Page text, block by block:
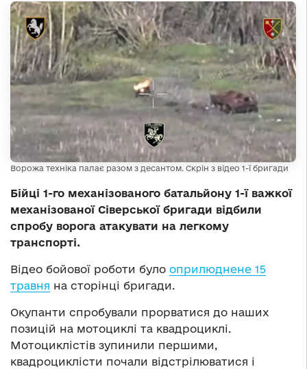
Ворожа техніка палає разом з десантом. Скрін з відео 1-ї бригади
Бійці 1-го механізованого батальйону 1-ї важкої
механізованої Сіверської бригади відбили
спробу ворога атакувати на легкому
транспорті.
Відео бойової роботи було оприлюднене 15
травня на сторінці бригади.
Окупанти спробували прорватися до наших
позицій на мотоциклі та квадроциклі.
Мотоциклістів зупинили першими,
квадроциклісти почали відстрілюватися і